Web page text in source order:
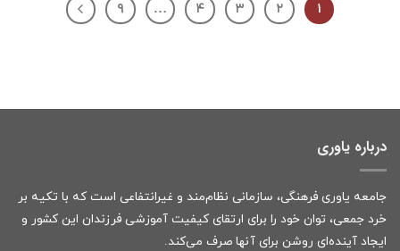
۱ ۲ ۳ ۴ … ۹
درباره یاوری
جامعه یاوری فرهنگی، سازمانی نظام‌مند و غیرانتفاعی است که با تکیه بر
خرد جمعی، توان خود را برای ارتقای کیفیت آموزشی فرزندان این کشور و
ایجاد آینده‌ای روشن برای آنها صرف می‌کند.